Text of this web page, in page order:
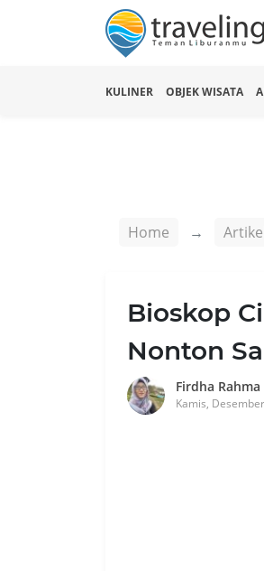
KULINER OBJEK WISATA
Home
Bioskop
Nonton
Firdha Rahma
Kamis,